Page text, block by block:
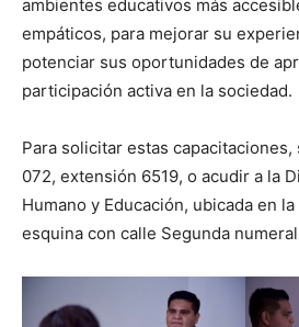
ambientes educativos más
empáticos, para mejorar su
potenciar sus oportunidades de
participación activa en la sociedad.
Para solicitar estas capacitaciones,
072, extensión 6519, o acudir a la
Humano y Educación, ubicada en
esquina con calle Segunda